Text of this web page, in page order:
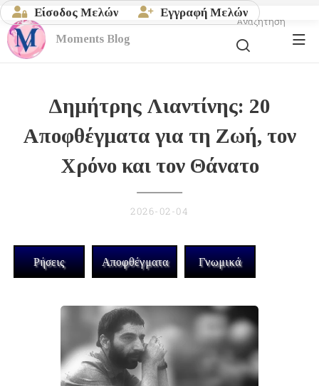
Είσοδος Μελών Εγγραφή Μελών
Moments Blog
Αναζήτηση
Δημήτρης Λιαντίνης: 20
Αποφθέγματα για τη Ζωή, τον
Χρόνο και τον Θάνατο
2026-02-04
Ρήσεις Αποφθέγματα Γνωμικά